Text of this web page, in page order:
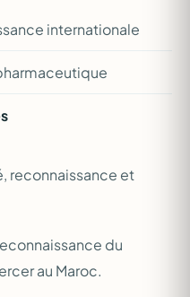
internationale
reconnaissance et
du
au Maroc.